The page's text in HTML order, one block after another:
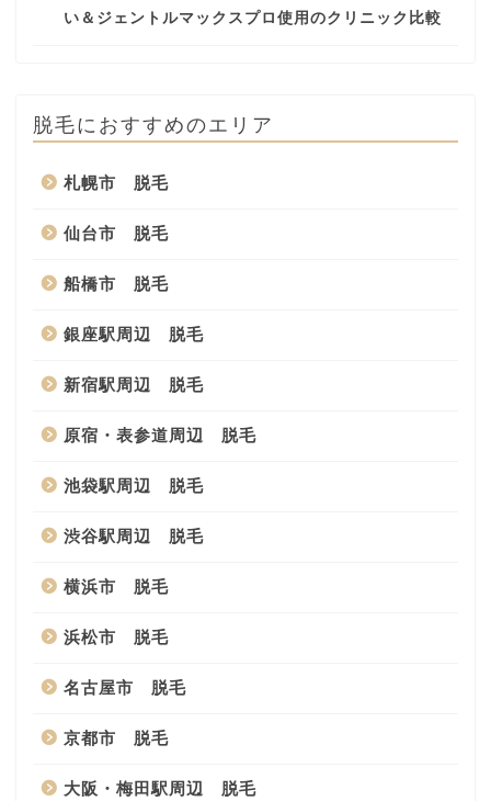
い＆ジェントルマックスプロ使用のクリニック比較
脱毛におすすめのエリア
札幌市 脱毛
仙台市 脱毛
船橋市 脱毛
銀座駅周辺 脱毛
新宿駅周辺 脱毛
原宿・表参道周辺 脱毛
池袋駅周辺 脱毛
渋谷駅周辺 脱毛
横浜市 脱毛
浜松市 脱毛
名古屋市 脱毛
京都市 脱毛
大阪・梅田駅周辺 脱毛